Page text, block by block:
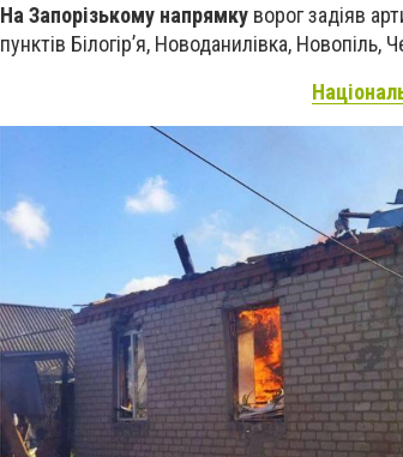
На Запорізькому напрямку ворог задіяв
пунктів Білогір’я, Новоданилівка,